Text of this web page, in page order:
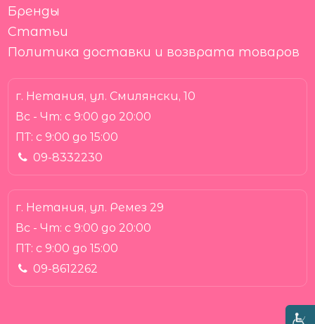
г. Нетания, ул. Смилянски, 10
Вс - Чт: с 9:00 до 20:00
ПТ: с 9:00 до 15:00
09-8332230
г. Нетания, ул. Ремез 29
Вс - Чт: с 9:00 до 20:00
ПТ: с 9:00 до 15:00
09-8612262
Бренды
Статьи
Политика доставки и возврата товаров